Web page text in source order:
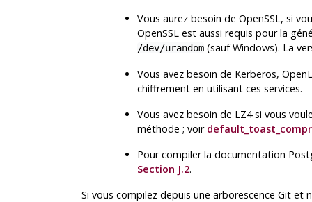
Vous aurez besoin de OpenSSL, si
OpenSSLest aussi requis pour la
/dev/urandom(sauf Windows). La
Vous avez besoin de Kerberos,
chiffrement en utilisant ces services.
Vous avez besoin de LZ4si vous
méthode ; voir
Pour compiler la documentation
Section J.2.
Si vous compilez depuis une arborescence Gitet